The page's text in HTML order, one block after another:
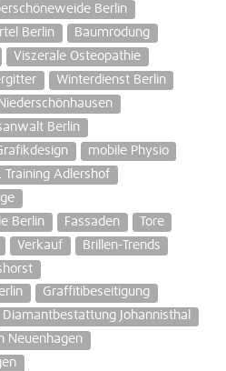
Berlin
Berlin
Baumrodung
Viszerale Osteopathie
Winterdienst Berlin
Berlin
mobile Physio
Training Adlershof
Berlin
Fassaden
Tore
Verkauf
Brillen-Trends
Graffitibeseitigung
Diamantbestattung Johannisthal
Neuenhagen